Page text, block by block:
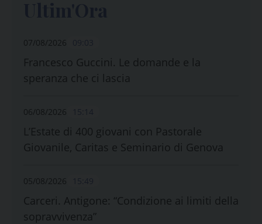
07/08/2026
Francesco Guccini. Le domande e la
speranza che ci lascia
06/08/2026
L’Estate di 400 giovani con Pastorale
Giovanile, Caritas e Seminario di Genova
05/08/2026
Carceri. Antigone: “Condizione ai limiti della
sopravvivenza”